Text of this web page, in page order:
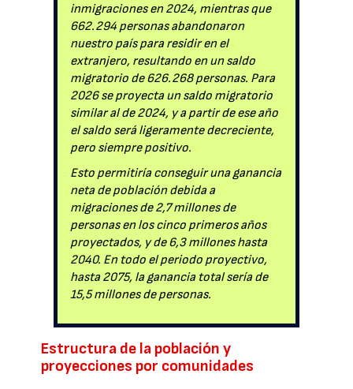
inmigraciones en 2024, mientras que
662.294 personas abandonaron
nuestro país para residir en el
extranjero, resultando en un saldo
migratorio de 626.268 personas. Para
2026 se proyecta un saldo migratorio
similar al de 2024, y a partir de ese año
el saldo será ligeramente decreciente,
pero siempre positivo.
Esto permitiría conseguir una ganancia
neta de población debida a
migraciones de 2,7 millones de
personas en los cinco primeros años
proyectados, y de 6,3 millones hasta
2040. En todo el periodo proyectivo,
hasta 2075, la ganancia total sería de
15,5 millones de personas.
Estructura de la población y
proyecciones por comunidades